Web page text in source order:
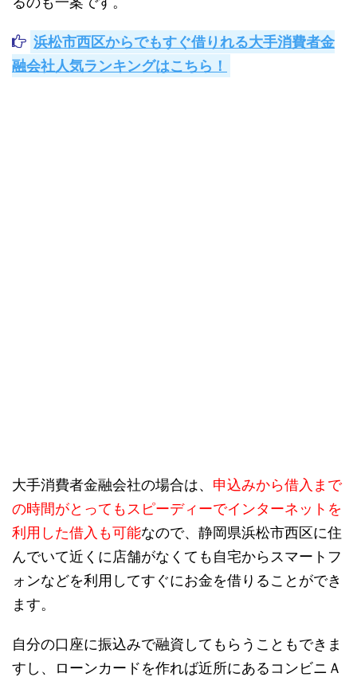
浜松市西区からでもすぐ借りれる大手消費者金
融会社人気ランキングはこちら！
大手消費者金融会社の場合は、 申込みから借入まで
の時間がとってもスピーディーでインターネットを
利用した借入も可能なので、静岡県浜松市西区に住
んでいて近くに店舗がなくても自宅からスマートフ
ォンなどを利用してすぐにお金を借りることができ
ます。
自分の口座に振込みで融資してもらうこともできま
すし、ローンカードを作れば近所にあるコンビニＡ